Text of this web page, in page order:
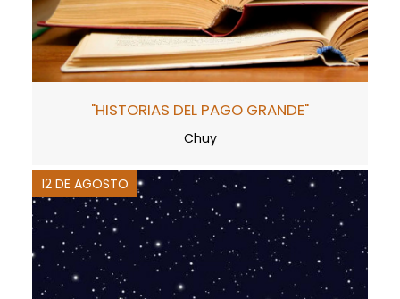
"HISTORIAS DEL PAGO GRANDE"
Chuy
12 DE AGOSTO